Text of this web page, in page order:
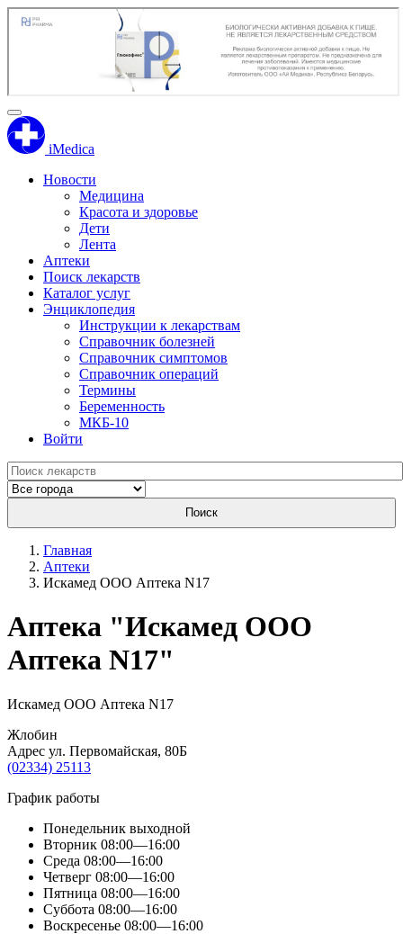
iMedica
Новости
Медицина
Красота и здоровье
Дети
Лента
Аптеки
Поиск лекарств
Каталог услуг
Энциклопедия
Инструкции к лекарствам
Справочник болезней
Справочник симптомов
Справочник операций
Термины
Беременность
МКБ-10
Войти
Поиск
Главная
Аптеки
Искамед ООО Аптека N17
Aптека "Искамед ООО
Аптека N17"
Искамед ООО Аптека N17
Жлобин
Адрес ул. Первомайская, 80Б
(02334) 25113
График работы
Понедельник выходной
Вторник 08:00—16:00
Среда 08:00—16:00
Четверг 08:00—16:00
Пятница 08:00—16:00
Суббота 08:00—16:00
Воскресенье 08:00—16:00